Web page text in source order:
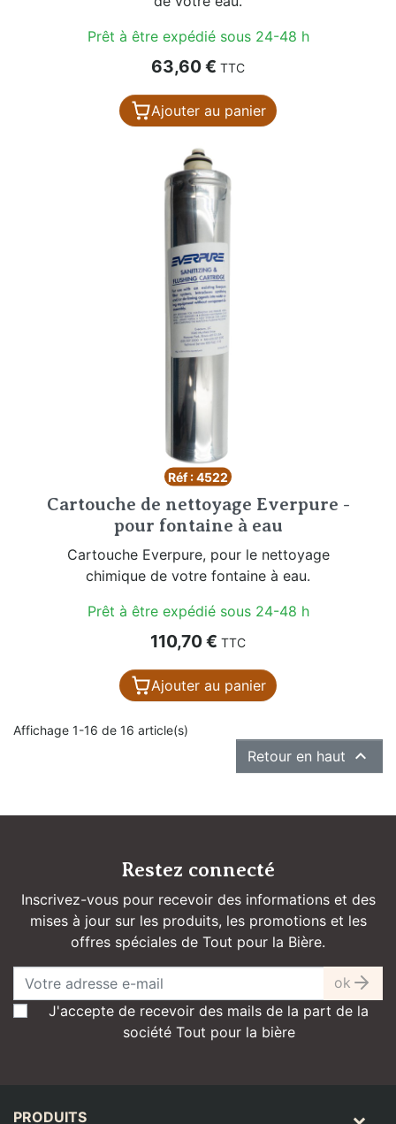
Prêt à être expédié sous 24-48 h
Prix
63,60 € TTC
Ajouter au panier
Réf : 4522
Cartouche de nettoyage Everpure -
pour fontaine à eau
Cartouche Everpure, pour le nettoyage
chimique de votre fontaine à eau.
Prêt à être expédié sous 24-48 h
Prix
110,70 € TTC
Ajouter au panier
Affichage 1-16 de 16 article(s)
Retour en haut 
Restez connecté
Inscrivez-vous pour recevoir des informations et des
mises à jour sur les produits, les promotions et les
offres spéciales de Tout pour la Bière.
ok
J'accepte de recevoir des mails de la part de la
société Tout pour la bière
PRODUITS